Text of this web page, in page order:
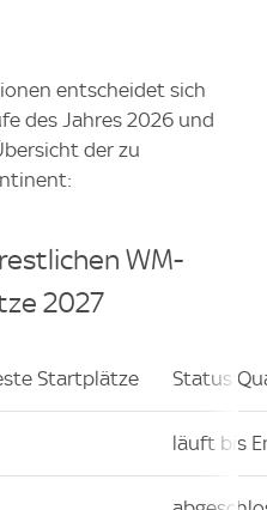
entscheidet sich
des Jahres 2026 und
der zu
WM-
2027
Startplätze Status
läuft bis